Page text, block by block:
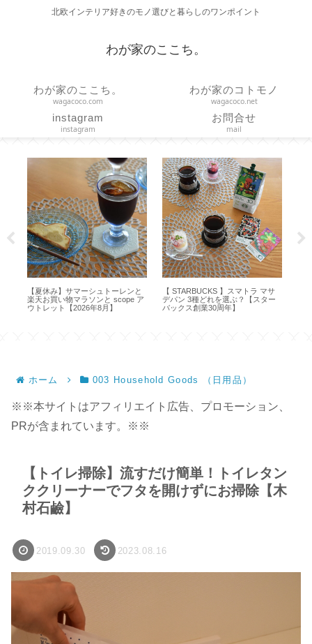
北欧インテリア好きのモノ選びと暮らしのワンポイント
わが家のここち。
わが家のここち。
wagacoco.com
わが家のコトモノ
wagacoco.net
instagram
instagram
お問合せ
mail
【夏休み】サマーシュトーレンと
楽天お買い物マラソンと scope ア
ウトレット【2026年8月】
【 STARBUCKS 】スマトラ マサ
デパン 3種どれを選ぶ？【スター
バックス創業30周年】
ホーム 003 Household Goods （日用品）
※※本サイトはアフィリエイト広告、プロモーション、
PRが含まれています。※※
【トイレ掃除】流すだけ簡単！トイレタン
ククリーナーでフタを開けずにお掃除【木
村石鹼】
2019.09.30 2023.08.16